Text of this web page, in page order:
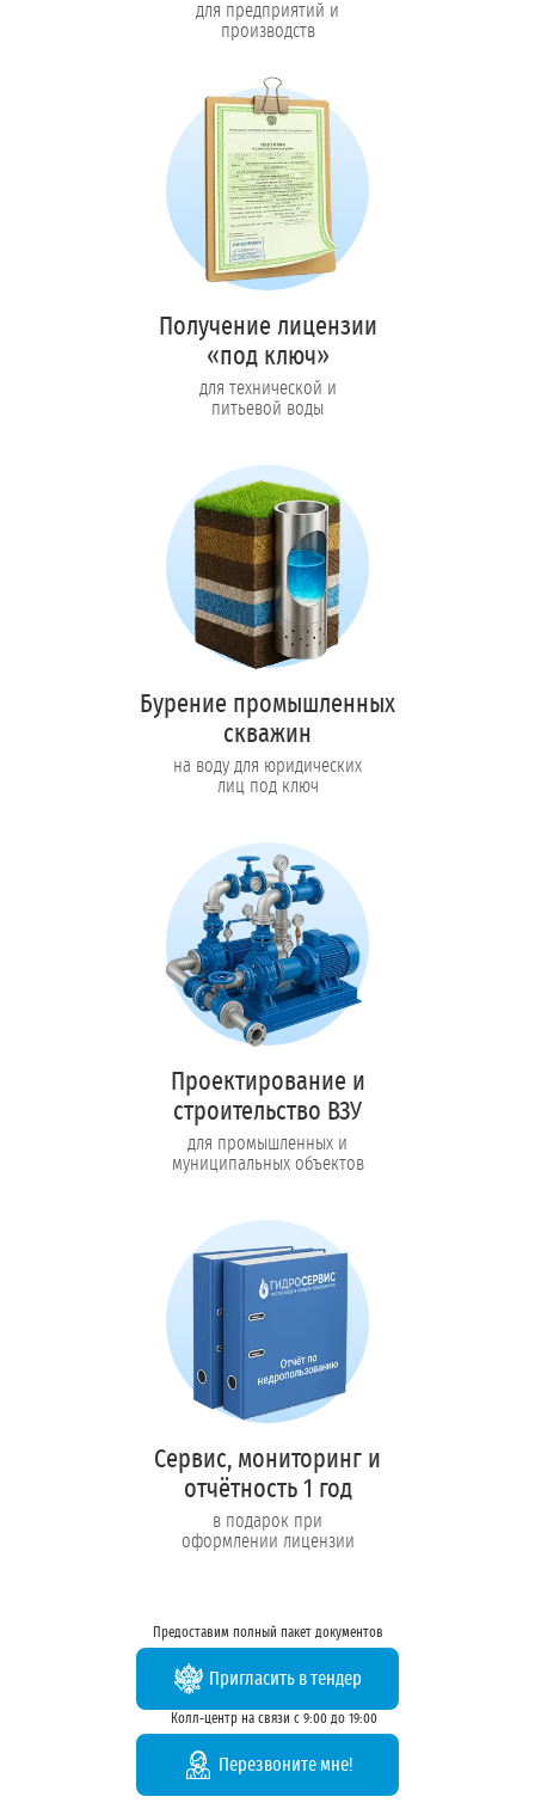
для предприятий и
производств
Получение лицензии
«под ключ»
для технической и
питьевой воды
Бурение промышленных
скважин
на воду для юридических
лиц под ключ
Проектирование и
строительство ВЗУ
для промышленных и
муниципальных объектов
Сервис, мониторинг и
отчётность 1 год
в подарок при
оформлении лицензии
Предоставим полный пакет документов
Пригласить в тендер
Колл-центр на связи с 9:00 до 19:00
Перезвоните мне!